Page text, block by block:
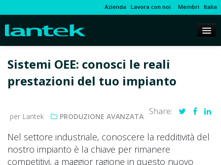
Azienda Lavora con noi Membri Italia
Sistemi OEE: conosci le reali
prestazioni del tuo impianto
per Lantek PRODUZIONE AVANZATA Share:
Nel settore industriale, conoscere la redditività del
nostro impianto è la chiave per rimanere
competitivi, a maggior ragione in questo nuovo